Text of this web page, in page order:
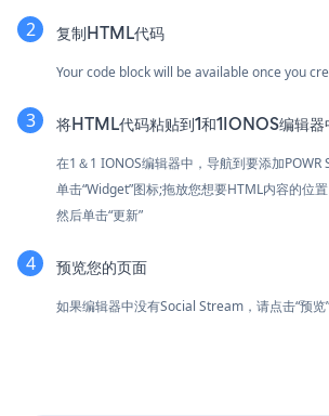
复制HTML代码
Your code block will be available once you
将HTML代码粘贴到1和1IONOS编辑器
在1＆1 IONOS编辑器中，导航到要添加POWR
单击“Widget”图标;拖放您想要HTML内容的位
然后单击“更新”
预览您的页面
如果编辑器中没有Social Stream，请点击“预览